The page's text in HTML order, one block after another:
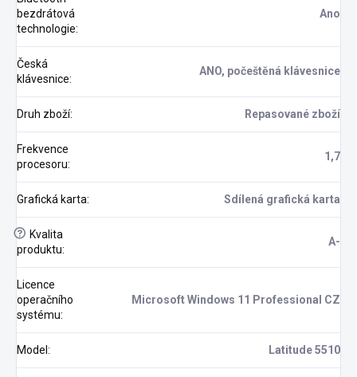
bezdrátová
technologie:
Ano
Česká
klávesnice:
ANO, počeštěná klávesnice
Druh zboží: Repasované zboží
Frekvence
procesoru:
1,7
Grafická karta: Sdílená grafická karta
?
Kvalita
produktu:
A-
Licence
operačního
systému:
Microsoft Windows 11 Professional CZ
Model : Latitude 5510